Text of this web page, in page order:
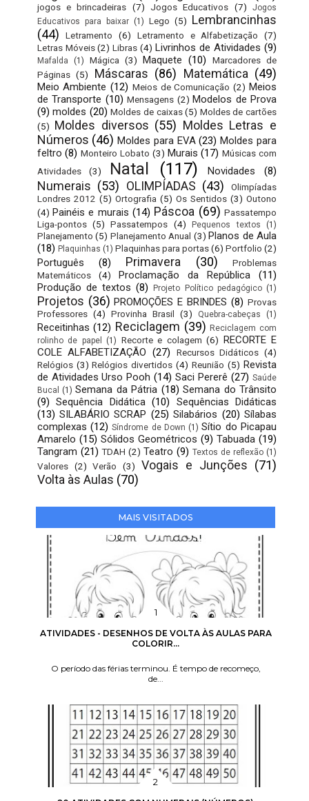
jogos e brincadeiras (7) Jogos Educativos (7)
Jogos
Educativos para baixar (1) Lego (5) Lembrancinhas
(44)
Letramento (6) Letramento e Alfabetização
(7)
Letras Móveis (2) Libras (4) Livrinhos de Atividades (9)
Mafalda (1) Mágica (3) Maquete (10)
Marcadores de
Páginas (5) Máscaras (86) Matemática (49)
Meio Ambiente (12) Meios de Comunicação (2) Meios
de Transporte (10) Mensagens (2) Modelos de Prova
(9) moldes (20) Moldes de caixas (5) Moldes de cartões
(5) Moldes diversos (55) Moldes Letras e
Números (46) Moldes para EVA (23) Moldes para
feltro (8) Monteiro Lobato (3) Murais (17) Músicas com
Atividades
(3) Natal (117) Novidades (8)
Numerais (53) OLIMPÍADAS (43)
Olimpíadas
Londres 2012 (5) Ortografia (5) Os Sentidos (3) Outono
(4) Painéis e murais (14) Páscoa (69) Passatempo
Liga-pontos (5) Passatempos (4) Pequenos textos (1)
Planejamento (5) Planejamento Anual (3) Planos de Aula
(18) Plaquinhas (1) Plaquinhas para portas(6) Portfolio (2)
Português (8) Primavera (30)
Problemas
Matemáticos
(4) Proclamação da República
(11)
Produção de textos (8) Projeto Político pedagógico (1)
Projetos (36) PROMOÇÕES E BRINDES (8) Provas
Professores (4) Provinha Brasil (3) Quebra-cabeças (1)
Receitinhas (12) Reciclagem (39) Reciclagem com
rolinho de papel
(1) Recorte e colagem (6) RECORTE E
COLE ALFABETIZAÇÃO (27) Recursos Didáticos (4)
Relógios (3) Relógios divertidos (4) Reunião (5) Revista
de Atividades Urso Pooh (14) Saci Pererê (27) Saúde
Bucal
(1) Semana da Pátria (18) Semana do Trânsito
(9) Sequência Didática (10)
Sequências Didáticas
(13) SILABÁRIO SCRAP (25) Silabários (20) Sílabas
complexas (12) Síndrome de Down (1) Sítio do Picapau
Amarelo (15) Sólidos Geométricos (9) Tabuada (19)
Tangram (21) TDAH (2) Teatro (9) Textos de reflexão (1)
Valores (2) Verão (3) Vogais e Junções (71)
Volta às Aulas (70)
MAIS VISITADOS
ATIVIDADES - DESENHOS DE VOLTA ÀS AULAS PARA
COLORIR...
O período das férias terminou. É tempo de recomeço,
de...